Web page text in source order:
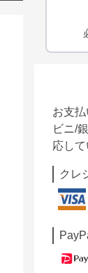
お支
ビニ/
応して
クレ